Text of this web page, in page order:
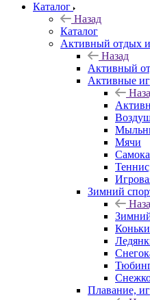
Каталог
Назад
Каталог
Активный отдых
Назад
Активный
Активные
Мячи
Зимний
Коньки
Плавание,